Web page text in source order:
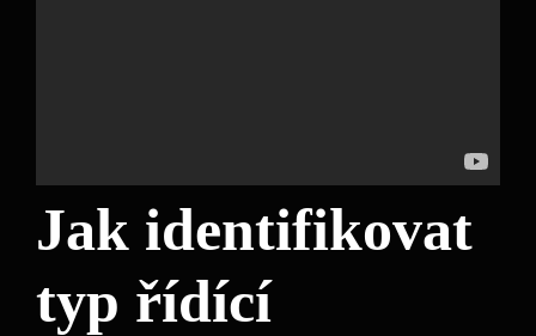
Jak identifikovat
typ řídící